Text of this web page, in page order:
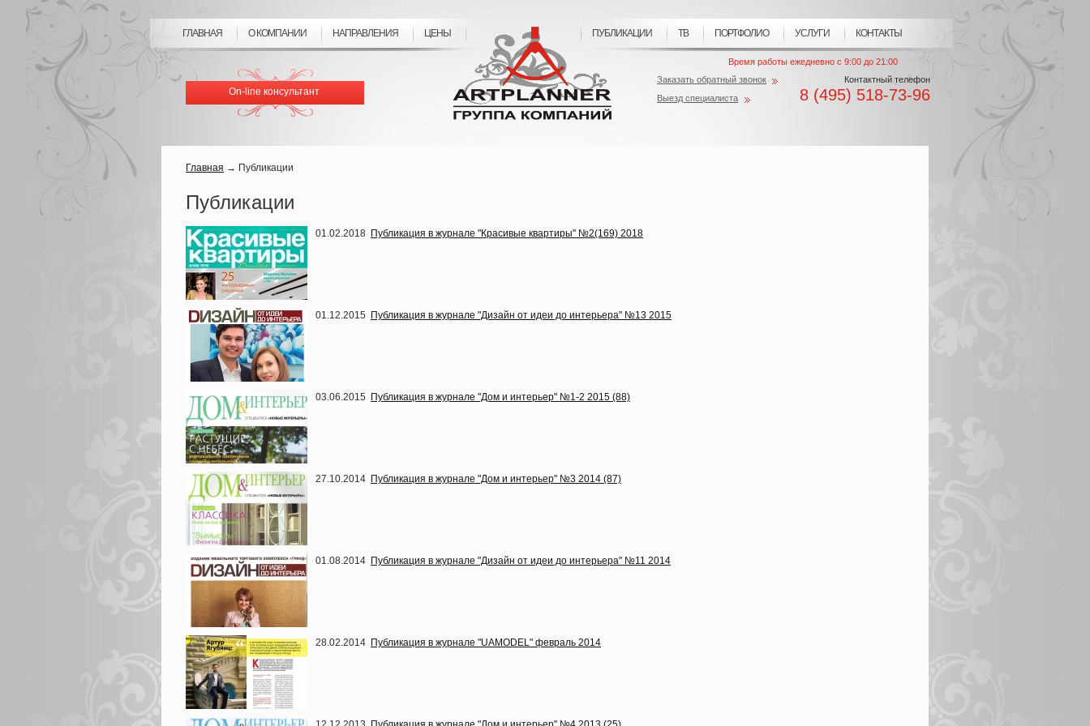
ГЛАВНАЯ О КОМПАНИИ НАПРАВЛЕНИЯ ЦЕНЫ ПУБЛИКАЦИИ ТВ ПОРТФОЛИО УСЛУГИ КОНТАКТЫ
On-line консультант
Время работы ежедневно с 9:00 до 21:00
Контактный телефон
8 (495) 518-73-96
Заказать обратный звонок
Выезд специалиста
Главная → Публикации
Публикации
01.02.2018 Публикация в журнале "Красивые квартиры" №2(169) 2018
01.12.2015 Публикация в журнале "Дизайн от идеи до интерьера" №13 2015
03.06.2015 Публикация в журнале "Дом и интерьер" №1-2 2015 (88)
27.10.2014 Публикация в журнале "Дом и интерьер" №3 2014 (87)
01.08.2014 Публикация в журнале "Дизайн от идеи до интерьера" №11 2014
28.02.2014 Публикация в журнале "UAMODEL" февраль 2014